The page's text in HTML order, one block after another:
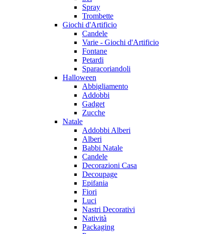
Spray
Trombette
Giochi d'Artificio
Candele
Varie - Giochi d'Artificio
Fontane
Petardi
Sparacoriandoli
Halloween
Abbigliamento
Addobbi
Gadget
Zucche
Natale
Addobbi Alberi
Alberi
Babbi Natale
Candele
Decorazioni Casa
Decoupage
Epifania
Fiori
Luci
Nastri Decorativi
Natività
Packaging